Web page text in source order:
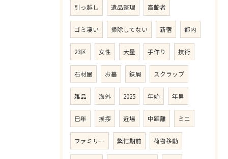
引っ越し 遺品整理 高齢者
ゴミ凄い 掃除してない 新宿 都内
23区 女性 大量 手作り 技術
石材屋 お墓 鉄屑 スクラップ
雑品 海外 2025 年始 年男
巳年 挨拶 近場 中距離 ミニ
ファミリー 繁忙期前 荷物移動